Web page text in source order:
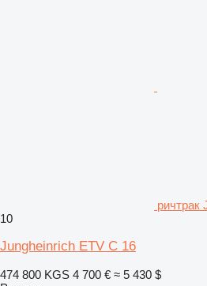
ричтрак
10
Jungheinrich ETV C 16
474 800 KGS 4 700 € ≈ 5 430 $